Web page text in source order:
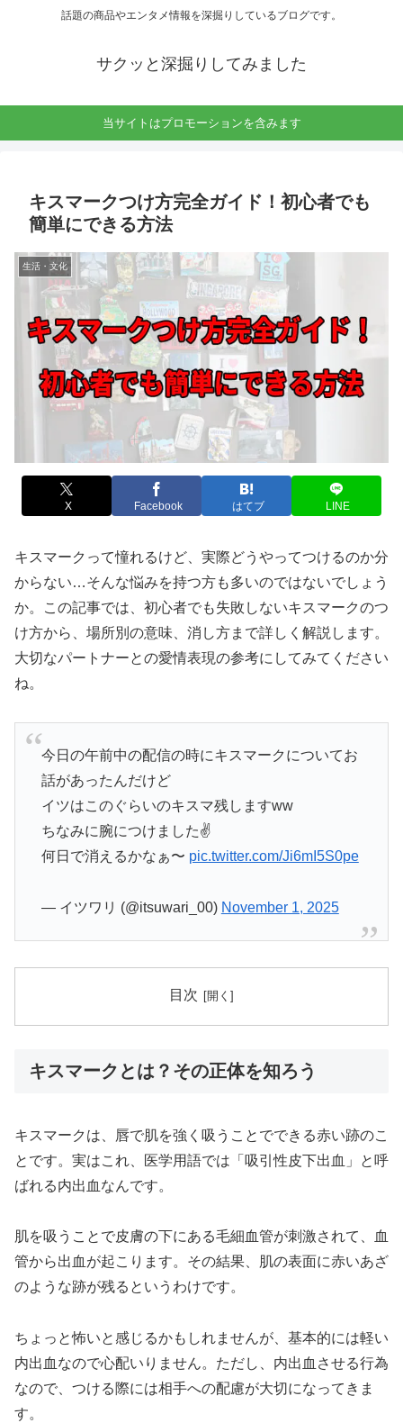
話題の商品やエンタメ情報を深掘りしているブログです。
サクッと深掘りしてみました
当サイトはプロモーションを含みます
キスマークつけ方完全ガイド！初心者でも
簡単にできる方法
生活・文化
X Facebook はてブ LINE
キスマークって憧れるけど、実際どうやってつけるのか分
からない…そんな悩みを持つ方も多いのではないでしょう
か。この記事では、初心者でも失敗しないキスマークのつ
け方から、場所別の意味、消し方まで詳しく解説します。
大切なパートナーとの愛情表現の参考にしてみてください
ね。
今日の午前中の配信の時にキスマークについてお
話があったんだけど
イツはこのぐらいのキスマ残しますww
ちなみに腕につけました✌️
何日で消えるかなぁ〜 pic.twitter.com/Ji6mI5S0pe
— イツワリ (@itsuwari_00) November 1, 2025
目次
キスマークとは？その正体を知ろう
キスマークは、唇で肌を強く吸うことでできる赤い跡のこ
とです。実はこれ、医学用語では「吸引性皮下出血」と呼
ばれる内出血なんです。
肌を吸うことで皮膚の下にある毛細血管が刺激されて、血
管から出血が起こります。その結果、肌の表面に赤いあざ
のような跡が残るというわけです。
ちょっと怖いと感じるかもしれませんが、基本的には軽い
内出血なので心配いりません。ただし、内出血させる行為
なので、つける際には相手への配慮が大切になってきま
す。